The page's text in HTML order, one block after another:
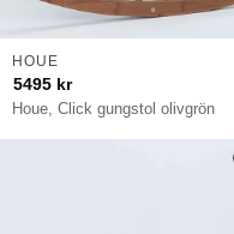
Houe, Click gungstol olivgrön
HOUE
5495 kr